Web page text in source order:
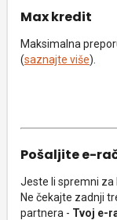
Max kredit
Maksimalna
(saznajte više).
Pošaljite e-
Jeste li spremni za
Ne čekajte zadnji
partnera - Tvoj e-